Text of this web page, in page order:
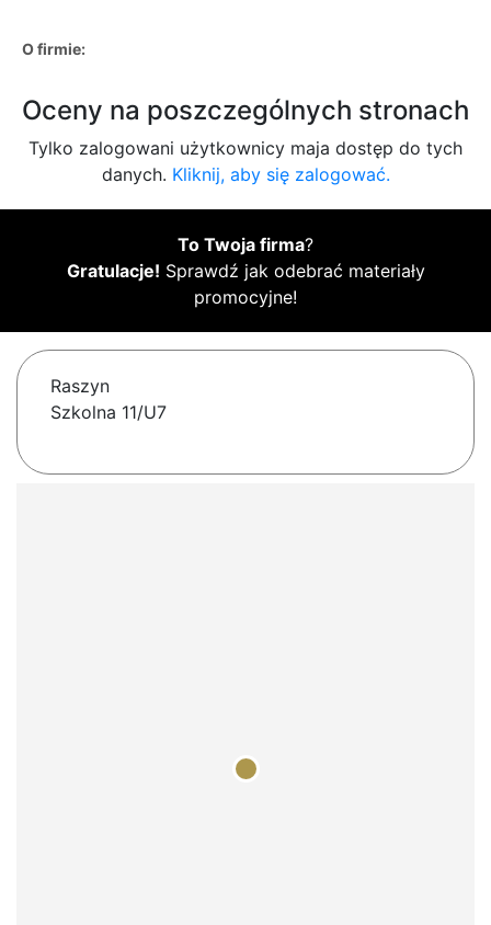
O firmie:
Oceny na poszczególnych stronach
Tylko zalogowani użytkownicy maja dostęp do tych
danych. Kliknij, aby się zalogować.
To Twoja firma?
Gratulacje! Sprawdź jak odebrać materiały
promocyjne!
Raszyn
Szkolna 11/U7